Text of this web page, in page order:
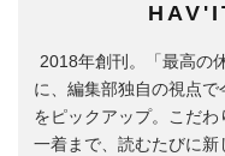
2018年創刊。「最高の
に、編集部独自の視点
をピックアップ。こだ
一着まで、読むたびに新